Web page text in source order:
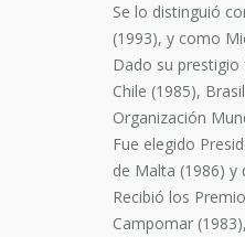
Se lo distinguió
(1993), y como
Dado su prestigio
Chile (1985),
Organización
Fue elegido
de Malta (1986) y
Recibió los
Campomar